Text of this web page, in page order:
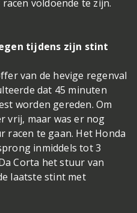
voldoende te zijn.
tijdens zijn stint
van de hevige regenval
dat 45 minuten
worden gereden. Om
vrij, maar was er nog
racen te gaan. Het Honda
inmiddels tot 3
Corta het stuur van
laatste stint met